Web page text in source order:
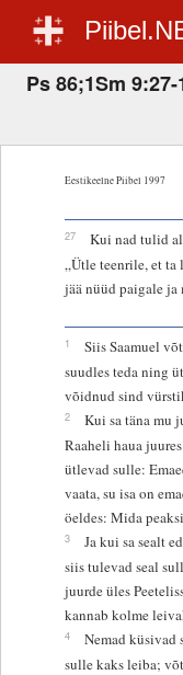
Ps 86;1Sm
Eestikeelne Piibel 1997
27
Kui nad tulid
„Ütle teenrile, et ta
jää nüüd paigale ja
1
Siis Saamuel
suudles teda ning
võidnud sind
2
Kui sa täna mu
Raaheli haua
ütlevad sulle:
vaata, su isa on
öeldes: Mida
3
Ja kui sa sealt
siis tulevad seal
juurde üles
kannab kolme
4
Nemad küsivad
sulle kaks leiba;